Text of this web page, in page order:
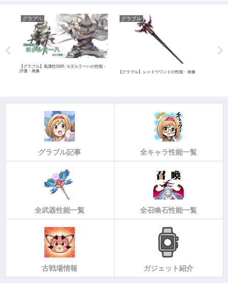
グラブル
【グラブル】風属性SSR: ヨダルラーハの性能・
評価・画像
グラブル
【グラブル】シャドウワンドの性能・画像
グラブル記事 全キャラ性能一覧
全武器性能一覧 全召喚石性能一覧
古戦場情報 ガジェット紹介